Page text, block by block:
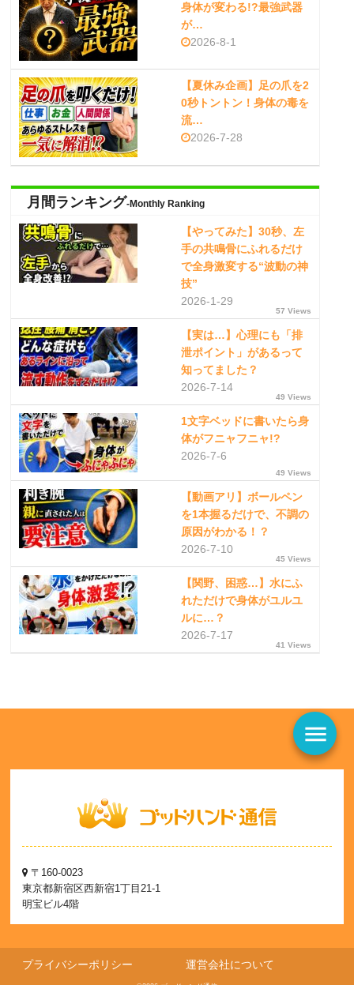
身体が変わる!?最強武器
が…
2026-8-1
【夏休み企画】足の爪を2
0秒トントン！身体の毒を
流…
2026-7-28
月間ランキング-Monthly Ranking
【やってみた】30秒、左
手の共鳴骨にふれるだけ
で全身激変する“波動の神
技”
2026-1-29
57 Views
【実は…】心理にも「排
泄ポイント」があるって
知ってました？
2026-7-14
49 Views
1文字ベッドに書いたら身
体がフニャフニャ!?
2026-7-6
49 Views
【動画アリ】ボールペン
を1本握るだけで、不調の
原因がわかる！？
2026-7-10
45 Views
【関野、困惑…】水にふ
れただけで身体がユルユ
ルに…？
2026-7-17
41 Views
menu
〒160-0023
東京都新宿区西新宿1丁目21-1
明宝ビル4階
プライバシーポリシー 運営会社について